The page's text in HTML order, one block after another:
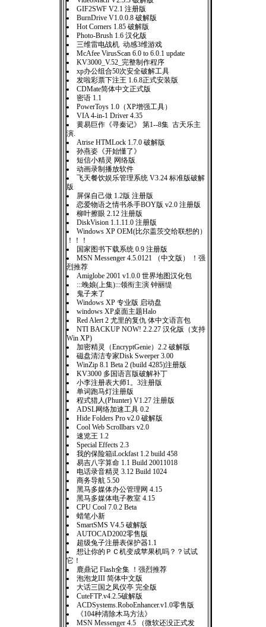
GIF2SWF V2.1 注册版
BurnDrive V1.0.0.8 破解版
Hot Corners 1.85 破解版
Photo-Brush 1.6 汉化版
三维雷电战机 动感3维游戏
McAfee VirusScan 6.0 to 6.0.1 update
KV3000_V.52_完整制作程序
xp办公组合50次安全破解工具
发啦彩票下注王 1.6.8正式安装版
CDMate简体中文正式版
密语 1.1
PowerToys 1.0（XP增强工具）
VIA 4-in-1 Driver 4.35
黄易巨作《寻秦记》 第1--8集 古天乐主
演.
Atrise HTMLock 1.7.0 破解版
孙燕姿《开始懂了》
短信小精灵 网络版
动画录制播放软件
飞天餐饮娱乐管理系统 V3.24 标准版破解
版
屏保自己做 1.2版 注册版
恋爱物语之情书杀手BOY版 v2.0 注册版
柳叶擦眼 2.12 注册版
DiskVision 1.1.11.0 注册版
Windows XP OEM(比尔盖茨交给联想的）
！！！
国家图书下载系统 0.9 注册版
MSN Messenger 4.5.0121 （中文版） ！强
烈推荐
Amiglobe 2001 v1.0.0 世界地图汉化包
:::晚娘(上集):::领衔主演 钟丽缇
鬼子来了
Windows XP 专业版 启动盘
windows XP桌面主题Halo
Red Alert 2 尤里的复仇 体中文语言包
NTI BACKUP NOW! 2.2.27 汉化版（支持
Win XP)
加密精灵（EncryptGenie）2.2 破解版
磁盘清洁专家Disk Sweeper 3.00
WinZip 8.1 Beta 2 (build 4285)注册版
KV3000 多国语言版破解补丁
小李注册表大师1。3注册版
单词跑马灯注册版
程式猎人(Phunter) V1.27 注册版
ADSL网络加速工具 0.2
Hide Folders Pro v2.0 破解版
Cool Web Scrollbars v2.0
速览王 1.2
Special Effects 2.3
我的保险箱iLockfast 1.2 build 458
易吉八字算命 1.1 Build 20011018
电话录音精灵 3.12 Build 1024
商务导航 5.50
黑马多媒体办公管理网 4.15
黑马多媒体电子教室 4.15
CPU Cool 7.0.2 Beta
蜡笔小新
SmartSMS V4.5 破解版
AUTOCAD2002零售版
超级兔子注册表保护器1.1
想让你的ＰＣ机变成苹果机吗？？试试
它！
鹿鼎记 Flash全集 ！强烈推荐
泡泡龙III 简体中文版
大话三国之凤仪亭 完全版
CuteFTP.v4.2.5破解版
ACDSystems.RoboEnhancer.v1.0零售版
《104种清除木马方法》
MSN Messenger 4.5 （微软还没正式发